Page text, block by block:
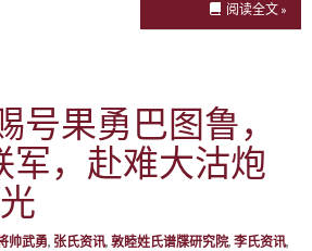
阅读全文 »
号果勇巴图鲁，
军，赴难大沽炮
帅武勇, 张氏资讯, 敦睦姓氏谱牒研究院, 李氏资讯,